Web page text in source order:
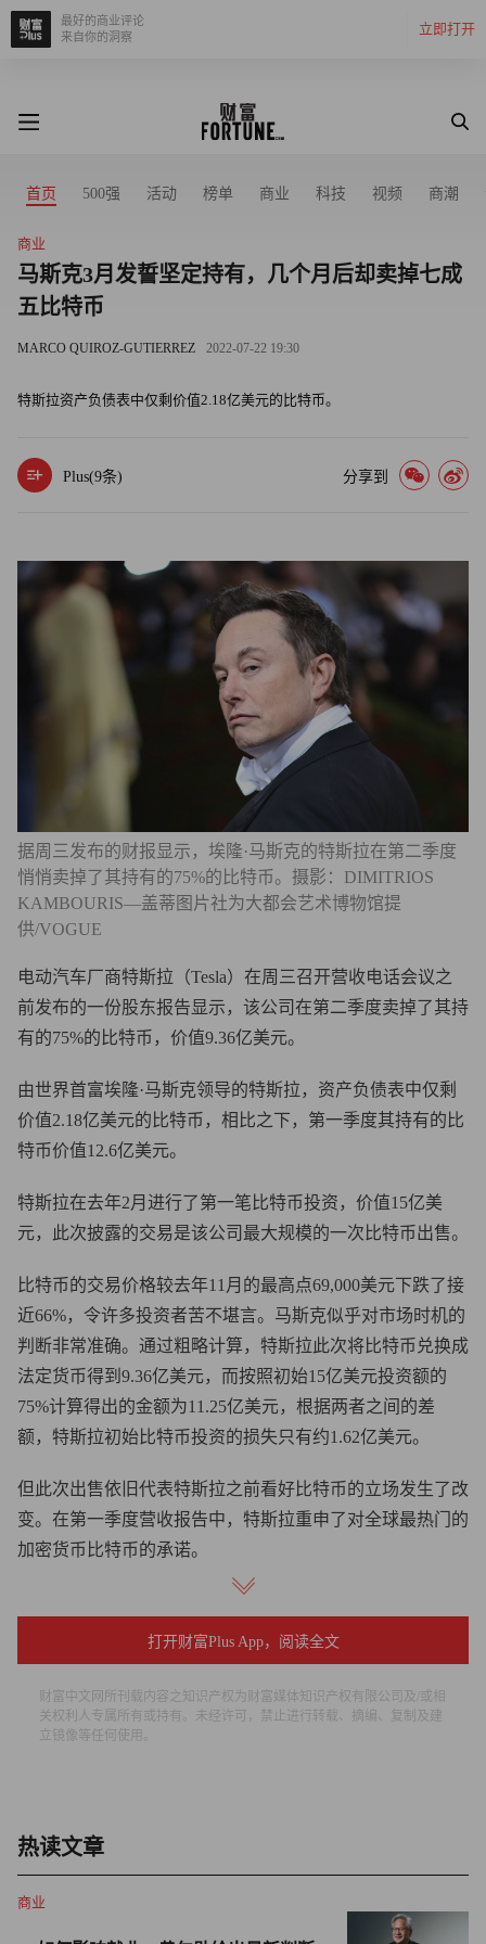
立即打开
最好的商业评论
来自你的洞察
首页 500强 活动 榜单 商业 科技 视频 商潮
商业
马斯克3月发誓坚定持有，几个月后却卖掉七成
五比特币
MARCO QUIROZ-GUTIERREZ 2022-07-22 19:30
特斯拉资产负债表中仅剩价值2.18亿美元的比特币。
Plus(9条) 分享到
据周三发布的财报显示，埃隆·马斯克的特斯拉在第二季度
悄悄卖掉了其持有的75%的比特币。摄影：DIMITRIOS
KAMBOURIS—盖蒂图片社为大都会艺术博物馆提
供/VOGUE
电动汽车厂商特斯拉（Tesla）在周三召开营收电话会议之
前发布的一份股东报告显示，该公司在第二季度卖掉了其持
有的75%的比特币，价值9.36亿美元。
由世界首富埃隆·马斯克领导的特斯拉，资产负债表中仅剩
价值2.18亿美元的比特币，相比之下，第一季度其持有的比
特币价值12.6亿美元。
特斯拉在去年2月进行了第一笔比特币投资，价值15亿美
元，此次披露的交易是该公司最大规模的一次比特币出售。
比特币的交易价格较去年11月的最高点69,000美元下跌了接
近66%，令许多投资者苦不堪言。马斯克似乎对市场时机的
判断非常准确。通过粗略计算，特斯拉此次将比特币兑换成
法定货币得到9.36亿美元，而按照初始15亿美元投资额的
75%计算得出的金额为11.25亿美元，根据两者之间的差
额，特斯拉初始比特币投资的损失只有约1.62亿美元。
但此次出售依旧代表特斯拉之前看好比特币的立场发生了改
变。在第一季度营收报告中，特斯拉重申了对全球最热门的
加密货币比特币的承诺。
为投资和现金的流动替代品的长期潜力。”
他当时在推文中写道：“无论如何我会继续持有并且绝不会
每当通胀高企时，最好持有住宅等实物，或者你认为产品出
色的公司的股票，而不是持有美元。
无论如何我会继续持有并且绝不会出售我的比特币、以太币
打开财富Plus App，阅读全文
财富中文网所刊载内容之知识产权为财富媒体知识产权有限公司及/或相
关权利人专属所有或持有。未经许可，禁止进行转载、摘编、复制及建
立镜像等任何使用。
热读文章
商业